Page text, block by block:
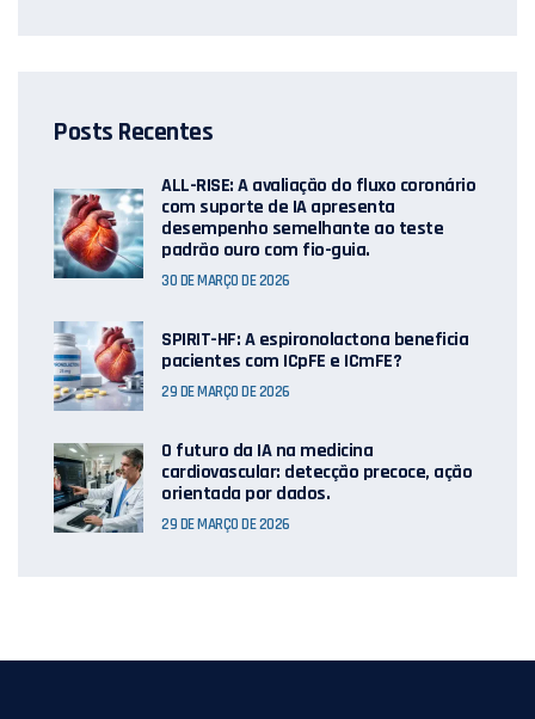
Posts Recentes
ALL-RISE: A avaliação do fluxo coronário
com suporte de IA apresenta
desempenho semelhante ao teste
padrão ouro com fio-guia.
30 DE MARÇO DE 2026
SPIRIT-HF: A espironolactona beneficia
pacientes com ICpFE e ICmFE?
29 DE MARÇO DE 2026
O futuro da IA ​​na medicina
cardiovascular: detecção precoce, ação
orientada por dados.
29 DE MARÇO DE 2026